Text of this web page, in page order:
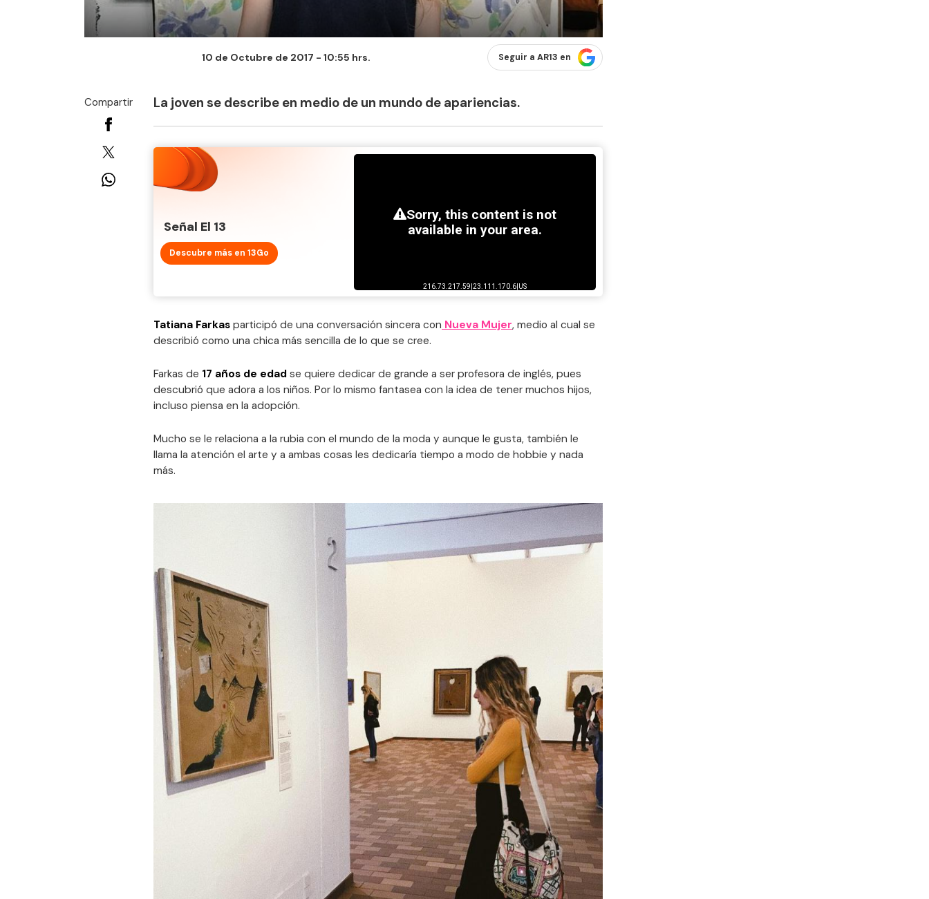
10 de Octubre de 2017 - 10:55 hrs. Seguir a AR13 en
Compartir La joven se describe en medio de un mundo de apariencias.
Señal El 13
Descubre más en 13Go
Tatiana Farkas participó de una conversación sincera con Nueva Mujer, medio al cual se
describió como una chica más sencilla de lo que se cree.
Farkas de 17 años de edad se quiere dedicar de grande a ser profesora de inglés, pues
descubrió que adora a los niños. Por lo mismo fantasea con la idea de tener muchos hijos,
incluso piensa en la adopción.
Mucho se le relaciona a la rubia con el mundo de la moda y aunque le gusta, también le
llama la atención el arte y a ambas cosas les dedicaría tiempo a modo de hobbie y nada
más.